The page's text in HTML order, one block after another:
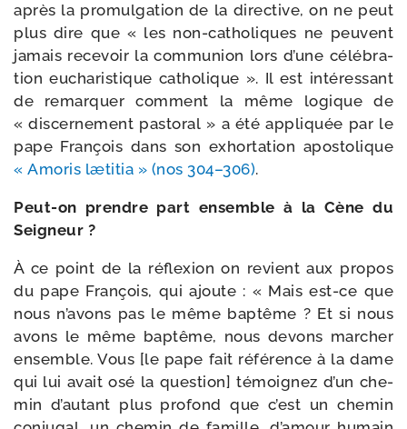
après la pro­mul­ga­tion de la direc­tive, on ne peut
plus dire que « les non-​catholiques ne peuvent
jamais rece­voir la com­mu­nion lors d’une célé­bra­
tion eucha­ris­tique catho­lique ». Il est inté­res­sant
de remar­quer com­ment la même logique de
« dis­cer­ne­ment pas­to­ral » a été appli­quée par le
pape François dans son exhor­ta­tion apos­to­lique
« Amoris læti­tia » (nos 304–306).
Peut-​on prendre part ensemble à la Cène du
Seigneur ?
À ce point de la réflexion on revient aux pro­pos
du pape François, qui ajoute : « Mais est-​ce que
nous n’avons pas le même bap­tême ? Et si nous
avons le même bap­tême, nous devons mar­cher
ensemble. Vous [le pape fait réfé­rence à la dame
qui lui avait osé la ques­tion] témoi­gnez d’un che­
min d’autant plus pro­fond que c’est un che­min